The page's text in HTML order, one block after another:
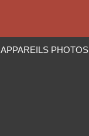
APPAREILS PHOTOS